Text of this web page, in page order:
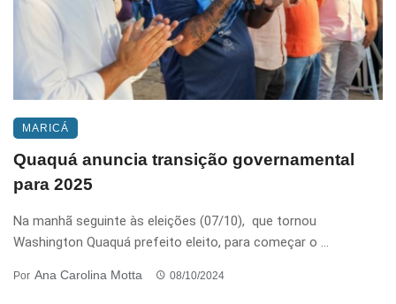
MARICÁ
Quaquá anuncia transição governamental
para 2025
Na manhã seguinte às eleições (07/10), que tornou
Washington Quaquá prefeito eleito, para começar o ...
Por Ana Carolina Motta 08/10/2024